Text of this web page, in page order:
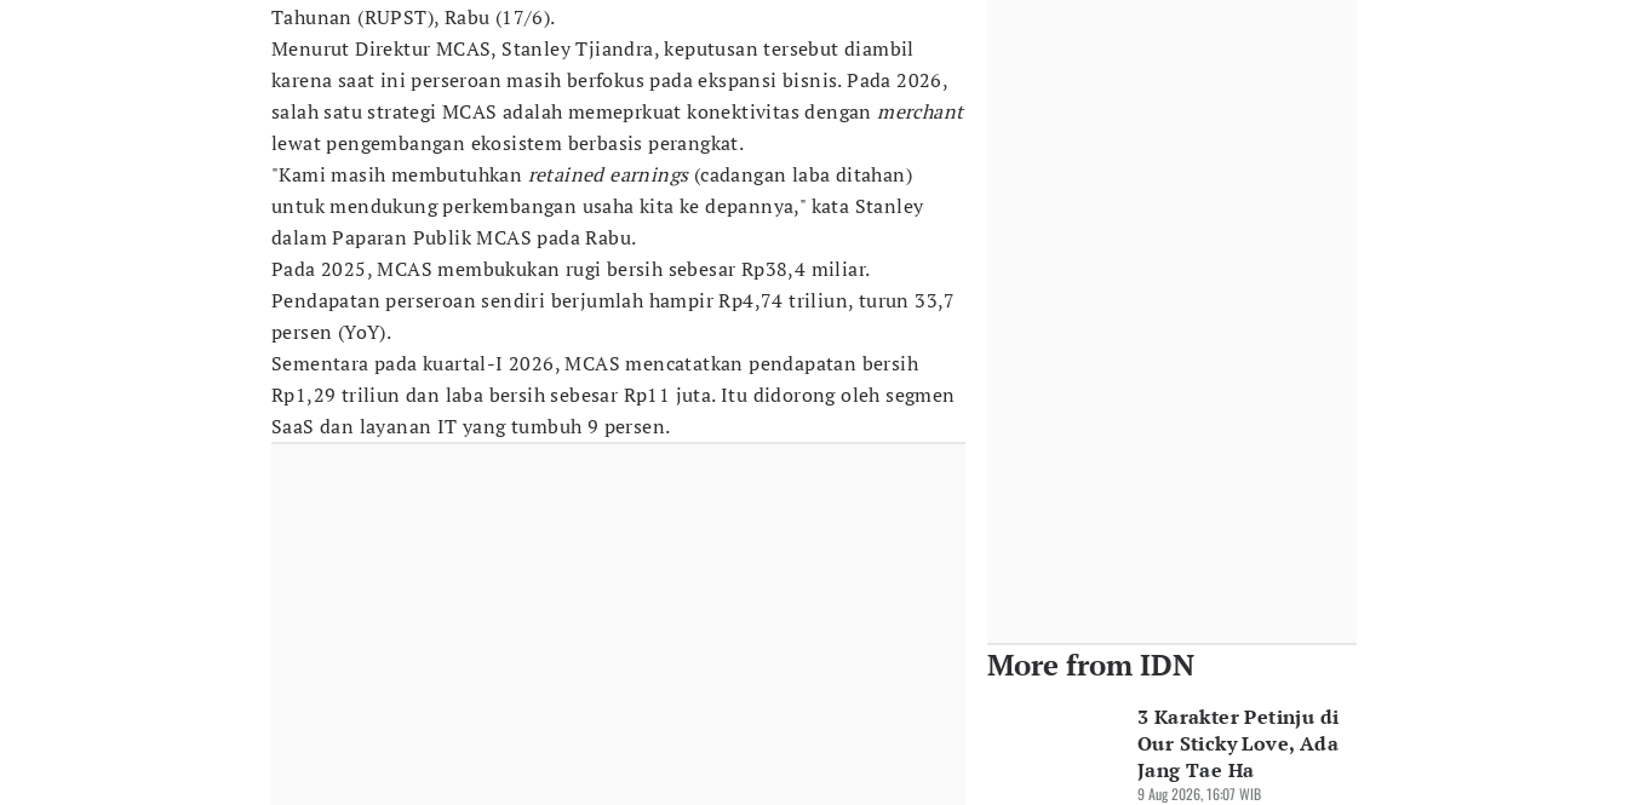
Tahunan (RUPST), Rabu (17/6).
Menurut Direktur MCAS, Stanley Tjiandra, keputusan tersebut diambil
karena saat ini perseroan masih berfokus pada ekspansi bisnis. Pada 2026,
salah satu strategi MCAS adalah memeprkuat konektivitas denganmerchant
lewat pengembangan ekosistem berbasis perangkat.
"Kami masih membutuhkan retained earnings(cadangan laba ditahan)
untuk mendukung perkembangan usaha kita ke depannya," kata Stanley
dalam Paparan Publik MCAS pada Rabu.
Pada 2025, MCAS membukukan rugi bersih sebesar Rp38,4 miliar.
Pendapatan perseroan sendiri berjumlah hampir Rp4,74 triliun, turun 33,7
persen (YoY).
Sementara pada kuartal-I 2026, MCAS mencatatkan pendapatan bersih
Rp1,29 triliun dan laba bersih sebesar Rp11 juta. Itu didorong oleh segmen
SaaS dan layanan IT yang tumbuh 9 persen.
More from IDN
3 Karakter Petinju di
Our Sticky Love, Ada
Jang Tae Ha
9 Aug 2026, 16:07 WIB